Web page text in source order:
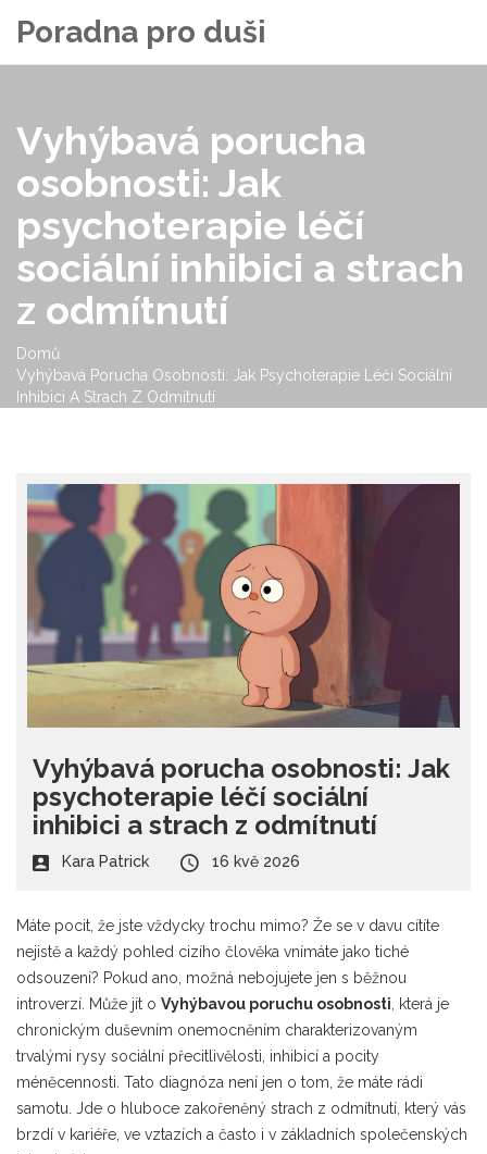
Poradna pro duši
Vyhýbavá porucha
osobnosti: Jak
psychoterapie léčí
sociální inhibici a strach
z odmítnutí
Domů
Vyhýbavá Porucha Osobnosti: Jak Psychoterapie Léčí Sociální
Inhibici A Strach Z Odmítnutí
Vyhýbavá porucha osobnosti: Jak
psychoterapie léčí sociální
inhibici a strach z odmítnutí
Kara Patrick 16 kvě 2026
Máte pocit, že jste vždycky trochu mimo? Že se v davu cítíte
nejistě a každý pohled cizího člověka vnímáte jako tiché
odsouzení? Pokud ano, možná nebojujete jen s běžnou
introverzí. Může jít o Vyhýbavou poruchu osobnosti , která je
chronickým duševním onemocněním charakterizovaným
trvalými rysy sociální přecitlivělosti, inhibicí a pocity
méněcennosti . Tato diagnóza není jen o tom, že máte rádi
samotu. Jde o hluboce zakořeněný strach z odmítnutí, který vás
brzdí v kariéře, ve vztazích a často i v základních společenských